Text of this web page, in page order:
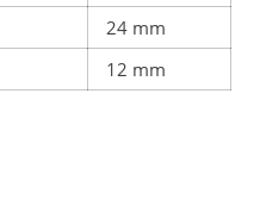
24 mm
12 mm